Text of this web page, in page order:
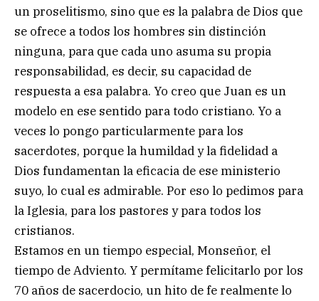
un proselitismo, sino que es la palabra de Dios que
se ofrece a todos los hombres sin distinción
ninguna, para que cada uno asuma su propia
responsabilidad, es decir, su capacidad de
respuesta a esa palabra. Yo creo que Juan es un
modelo en ese sentido para todo cristiano. Yo a
veces lo pongo particularmente para los
sacerdotes, porque la humildad y la fidelidad a
Dios fundamentan la eficacia de ese ministerio
suyo, lo cual es admirable. Por eso lo pedimos para
la Iglesia, para los pastores y para todos los
cristianos.
Estamos en un tiempo especial, Monseñor, el
tiempo de Adviento. Y permítame felicitarlo por los
70 años de sacerdocio, un hito de fe realmente lo